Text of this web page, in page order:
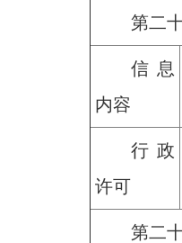
第二
信息
内容
行政
许可
第二